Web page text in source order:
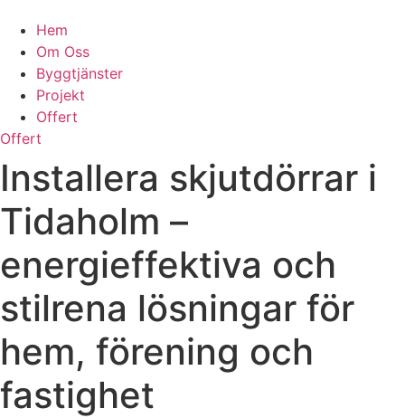
Hem
Om Oss
Byggtjänster
Projekt
Offert
Offert
Installera skjutdörrar i
Tidaholm –
energieffektiva och
stilrena lösningar för
hem, förening och
fastighet